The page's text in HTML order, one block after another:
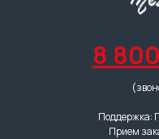
8
Поддержка:
Прием